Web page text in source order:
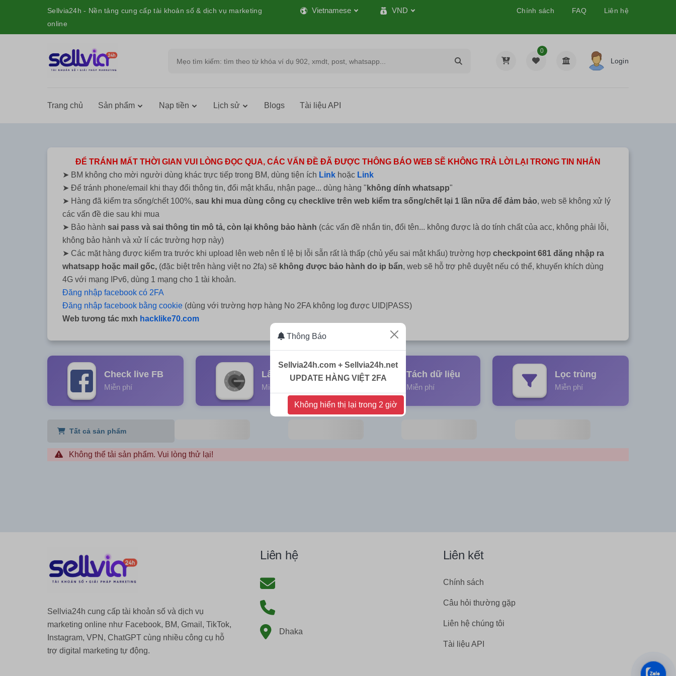
Sellvia24h - Nền tảng cung cấp tài khoản số & dịch vụ marketing
online
Vietnamese VND Chính sách FAQ Liên hệ
0
Login
Trang chủ Sản phẩm Nạp tiền Lịch sử Blogs Tài liệu API
ĐỂ TRÁNH MẤT THỜI GIAN VUI LÒNG ĐỌC QUA, CÁC VẤN ĐỀ ĐÃ ĐƯỢC THÔNG BÁO WEB SẼ KHÔNG TRẢ LỜI LẠI TRONG TIN NHẮN
➤ BM không cho mời người dùng khác trực tiếp trong BM, dùng tiện ích Link hoặc Link
➤ Để tránh phone/email khi thay đổi thông tin, đổi mật khẩu, nhận page... dùng hàng " không dính whatsapp"
➤ Hàng đã kiểm tra sống/chết 100%, sau khi mua dùng công cụ checklive trên web kiểm tra sống/chết lại 1 lần nữa để đảm bảo, web sẽ không xử lý
các vấn đề die sau khi mua
➤ Bảo hành sai pass và sai thông tin mô tả, còn lại không bảo hành (các vấn đề nhắn tin, đổi tên... không được là do tính chất của acc, không phải lỗi,
không bảo hành và xử lí các trường hợp này)
➤ Các mặt hàng được kiểm tra trước khi upload lên web nên tỉ lệ bị lỗi sẵn rất là thấp (chủ yếu sai mật khẩu) trường hợp checkpoint 681 đăng nhập ra
whatsapp hoặc mail gốc, (đặc biệt trên hàng việt no 2fa) sẽ không được bảo hành do ip bẩn, web sẽ hỗ trợ phê duyệt nếu có thể, khuyến khích dùng
4G với mạng IPv6, dùng 1 mạng cho 1 tài khoản.
Đăng nhập facebook có 2FA
Đăng nhập facebook bằng cookie (dùng với trường hợp hàng No 2FA không log được UID|PASS)
Web tương tác mxh hacklike70.com
Check live FB
Miễn phí
Lấy mã 2fa
Miễn phí
Tách dữ liệu
Miễn phí
Lọc trùng
Miễn phí
Tất cả sản phẩm
Không thể tải sản phẩm. Vui lòng thử lại!
Thông Báo
Sellvia24h.com + Sellvia24h.net
UPDATE HÀNG VIỆT 2FA
Không hiển thị lại trong 2 giờ
Sellvia24h cung cấp tài khoản số và dịch vụ
marketing online như Facebook, BM, Gmail, TikTok,
Instagram, VPN, ChatGPT cùng nhiều công cụ hỗ
trợ digital marketing tự động.
Liên hệ
Dhaka
Liên kết
Chính sách
Câu hỏi thường gặp
Liên hệ chúng tôi
Tài liệu API